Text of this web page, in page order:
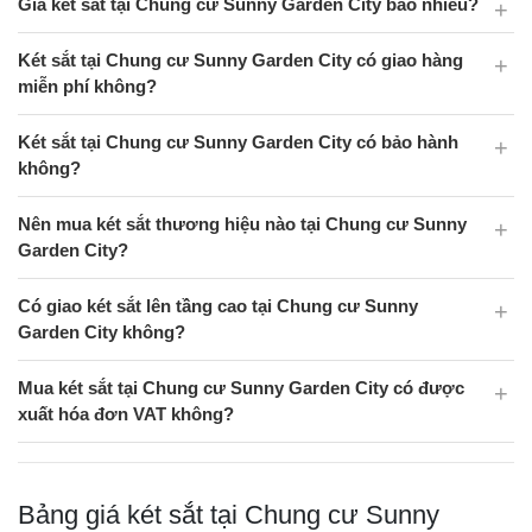
Giá két sắt tại Chung cư Sunny Garden City bao nhiêu?
Két sắt tại Chung cư Sunny Garden City có giao hàng
miễn phí không?
Két sắt tại Chung cư Sunny Garden City có bảo hành
không?
Nên mua két sắt thương hiệu nào tại Chung cư Sunny
Garden City?
Có giao két sắt lên tầng cao tại Chung cư Sunny
Garden City không?
Mua két sắt tại Chung cư Sunny Garden City có được
xuất hóa đơn VAT không?
Bảng giá két sắt tại Chung cư Sunny